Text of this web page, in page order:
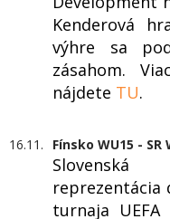
Kenderová
výhre sa
zásahom.
nájdete TU.
16.11. Fínsko WU15 - SR
reprezentácia
turnaja